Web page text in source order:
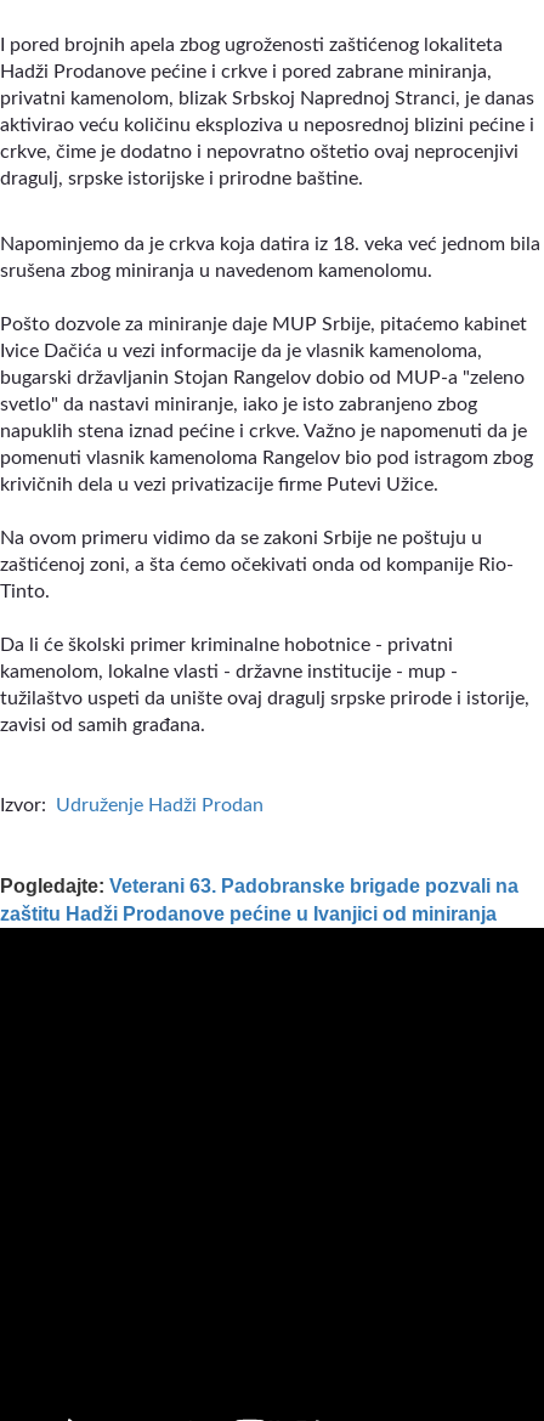
I pored brojnih apela zbog ugroženosti zaštićenog lokaliteta
Hadži Prodanove pećine i crkve i pored zabrane miniranja,
privatni kamenolom, blizak Srbskoj Naprednoj Stranci, je danas
aktivirao veću količinu eksploziva u neposrednoj blizini pećine i
crkve, čime je dodatno i nepovratno oštetio ovaj neprocenjivi
dragulj, srpske istorijske i prirodne baštine.
Napominjemo da je crkva koja datira iz 18. veka već jednom bila
srušena zbog miniranja u navedenom kamenolomu.
Pošto dozvole za miniranje daje MUP Srbije, pitaćemo kabinet
Ivice Dačića u vezi informacije da je vlasnik kamenoloma,
bugarski državljanin Stojan Rangelov dobio od MUP-a "zeleno
svetlo" da nastavi miniranje, iako je isto zabranjeno zbog
napuklih stena iznad pećine i crkve. Važno je napomenuti da je
pomenuti vlasnik kamenoloma Rangelov bio pod istragom zbog
krivičnih dela u vezi privatizacije firme Putevi Užice.
Na ovom primeru vidimo da se zakoni Srbije ne poštuju u
zaštićenoj zoni, a šta ćemo očekivati onda od kompanije Rio-
Tinto.
Da li će školski primer kriminalne hobotnice - privatni
kamenolom, lokalne vlasti - državne institucije - mup -
tužilaštvo uspeti da unište ovaj dragulj srpske prirode i istorije,
zavisi od samih građana.
Izvor: Udruženje Hadži Prodan
Pogledajte: Veterani 63. Padobranske brigade pozvali na
zaštitu Hadži Prodanove pećine u Ivanjici od miniranja